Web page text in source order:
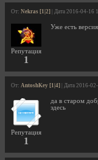
От: Nekras [1|2] | Дата 2016-04-16
Репутация
1
Уже есть
От: AntoshKey [1|4] | Дата 2016-
Репутация
1
да в старом
здесь